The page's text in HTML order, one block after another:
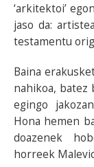
‘arkitektoi’
jaso da:
testamentu
Baina
nahikoa, batez
egingo
Hona hemen
doazenek
horreek